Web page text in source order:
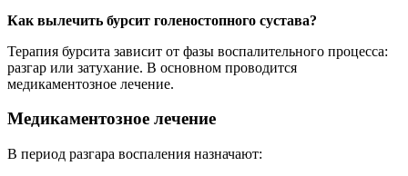
Как вылечить бурсит голеностопного сустава?
Терапия бурсита зависит от фазы воспалительного процесса:
разгар или затухание. В основном проводится
медикаментозное лечение.
Медикаментозное лечение
В период разгара воспаления назначают: